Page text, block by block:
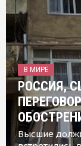
В МИРЕ
РОССИЯ,
Высшие